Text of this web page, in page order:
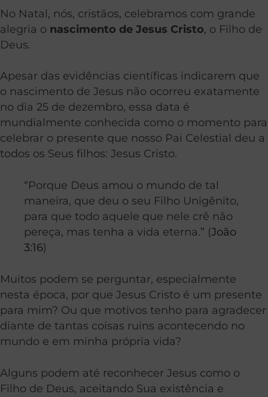
No Natal, nós, cristãos, celebramos com grande
alegria o nascimento de Jesus Cristo, o Filho de
Deus.
Apesar das evidências científicas indicarem que
o nascimento de Jesus não ocorreu exatamente
no dia 25 de dezembro, essa data é
mundialmente conhecida como o momento para
celebrar o presente que nosso Pai Celestial deu a
todos os Seus filhos: Jesus Cristo.
“Porque Deus amou o mundo de tal
maneira, que deu o seu Filho Unigênito,
para que todo aquele que nele crê não
pereça, mas tenha a vida eterna.” (João
3:16)
Muitos podem se perguntar, especialmente
nesta época, por que Jesus Cristo é um presente
para mim? Ou que motivos tenho para agradecer
diante de tantas coisas ruins acontecendo no
mundo e em minha própria vida?
Alguns podem até reconhecer Jesus como o
Filho de Deus, aceitando Sua existência e